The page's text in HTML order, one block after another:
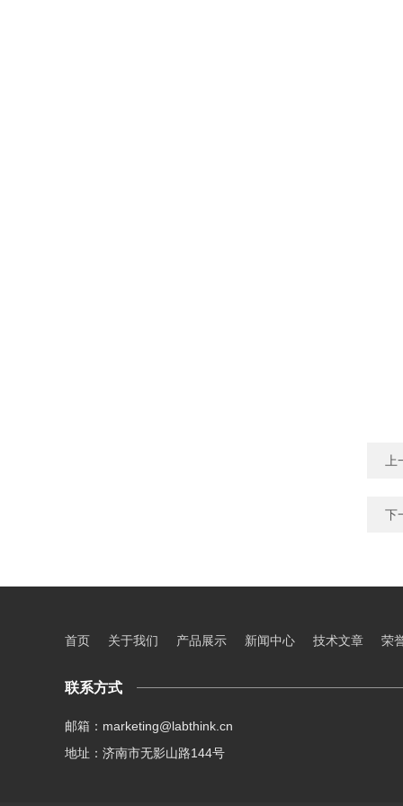
下
首页 关于我们 产品展示 新闻中心 技术文章 荣
联系方式
邮箱：marketing@labthink.cn
地址：济南市无影山路144号